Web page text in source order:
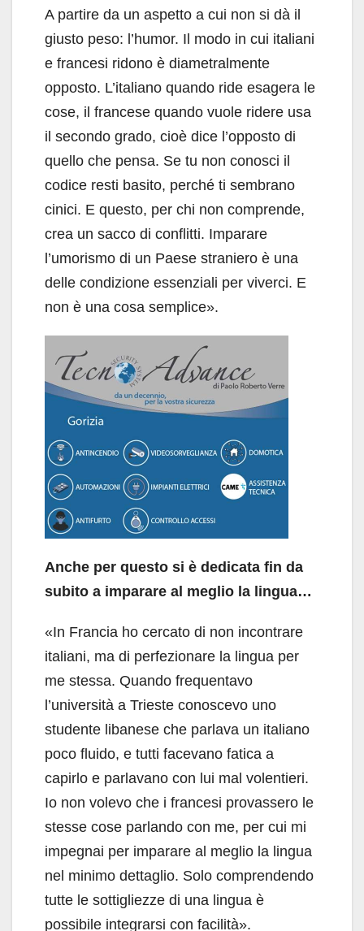
A partire da un aspetto a cui non si dà il
giusto peso: l’humor. Il modo in cui italiani
e francesi ridono è diametralmente
opposto. L’italiano quando ride esagera le
cose, il francese quando vuole ridere usa
il secondo grado, cioè dice l’opposto di
quello che pensa. Se tu non conosci il
codice resti basito, perché ti sembrano
cinici. E questo, per chi non comprende,
crea un sacco di conflitti. Imparare
l’umorismo di un Paese straniero è una
delle condizione essenziali per viverci. E
non è una cosa semplice».
Anche per questo si è dedicata fin da
subito a imparare al meglio la lingua…
«In Francia ho cercato di non incontrare
italiani, ma di perfezionare la lingua per
me stessa. Quando frequentavo
l’università a Trieste conoscevo uno
studente libanese che parlava un italiano
poco fluido, e tutti facevano fatica a
capirlo e parlavano con lui mal volentieri.
Io non volevo che i francesi provassero le
stesse cose parlando con me, per cui mi
impegnai per imparare al meglio la lingua
nel minimo dettaglio. Solo comprendendo
tutte le sottigliezze di una lingua è
possibile integrarsi con facilità».